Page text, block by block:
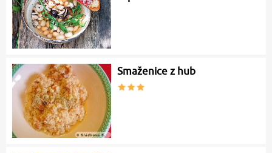
Smaženice z hub